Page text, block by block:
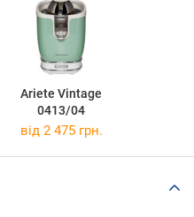
Ariete Vintage
0413/04
від 2 475 грн.